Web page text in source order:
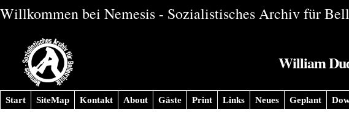
Willkommen bei Nemesis - Sozialistisches Archiv für
William
Start SiteMap Kontakt About Gäste Print Links Neues Geplant